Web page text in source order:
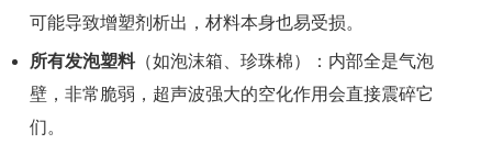
可能导致增塑剂析出，材料本身也易受损。
所有发泡塑料（如泡沫箱、珍珠棉）：内部全是气泡
壁，非常脆弱，超声波强大的空化作用会直接震碎它
们。